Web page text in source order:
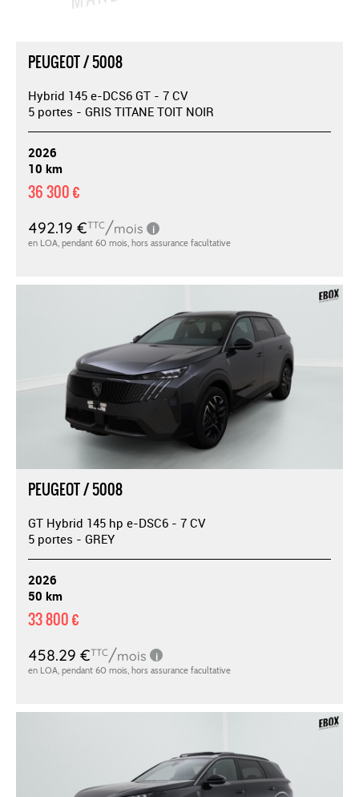
PEUGEOT / 5008
Hybrid 145 e-DCS6 GT - 7 CV
5 portes - GRIS TITANE TOIT NOIR
2026
10 km
36 300 €
PEUGEOT / 5008
GT Hybrid 145 hp e-DSC6 - 7 CV
5 portes - GREY
2026
50 km
33 800 €